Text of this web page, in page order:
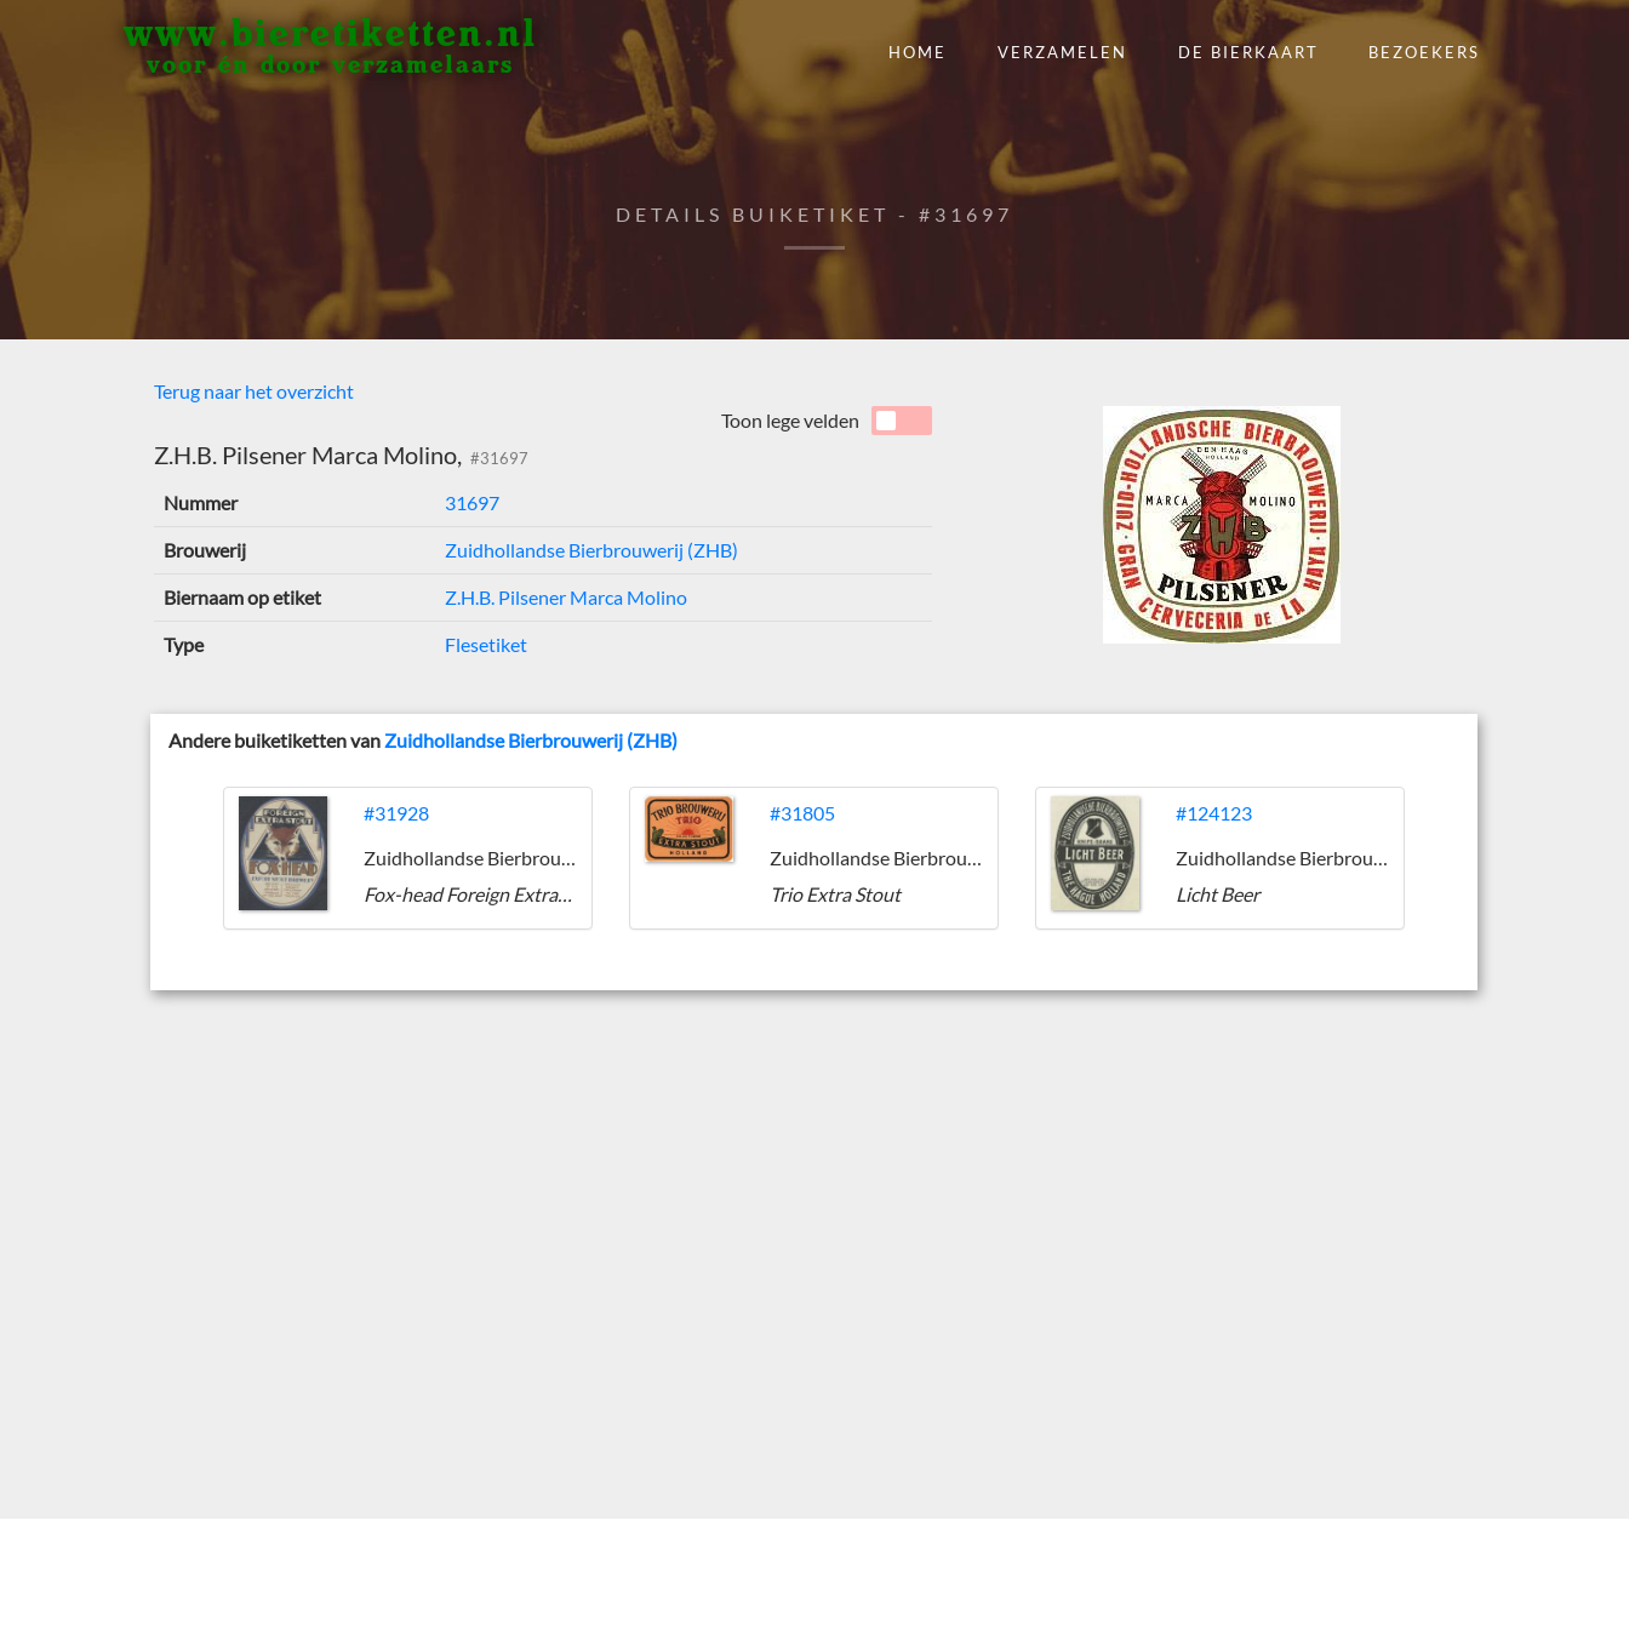
www.bieretiketten.nl
voor én door verzamelaars
HOME VERZAMELEN DE BIERKAART BEZOEKERS
DETAILS BUIKETIKET - #31697
Terug naar het overzicht
Z.H.B. Pilsener Marca Molino, #31697
Toon lege velden
Nummer 31697
Brouwerij Zuidhollandse Bierbrouwerij (ZHB)
Biernaam op etiket Z.H.B. Pilsener Marca Molino
Type Flesetiket
Andere buiketiketten vanZuidhollandse Bierbrouwerij (ZHB)
#31928
Zuidhollandse Bierbrouwerij (ZHB)
Fox-head Foreign Extra Stout
#31805
Zuidhollandse Bierbrouwerij (ZHB)
Trio Extra Stout
#124123
Zuidhollandse Bierbrouwerij (ZHB)
Licht Beer